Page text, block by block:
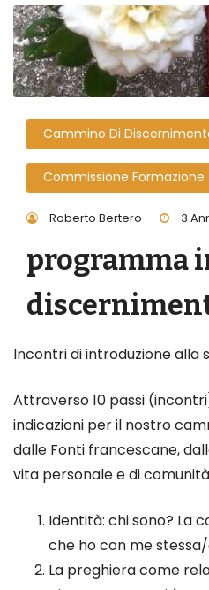
Cammino Di
Commissione Formazione
Roberto Bertero 3
programma
Incontri di introduzione
Attraverso 10 passi
indicazioni per il nostro
dalle Fonti francescane,
vita personale e di
Identità: chi sono? La
che ho con me
La preghiera come